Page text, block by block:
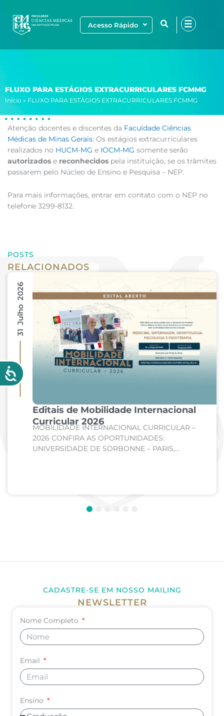
para
Acesso Rápido
FLUXO PARA ESTÁGIOS EXTRACURRICULARES FCMMG
Início » FLUXO PARA ESTÁGIOS EXTRACURRICULARES FCMMG
Atenção docentes e discentes da Faculdade Ciências
Médicas de Minas Gerais: Os estágios extracurriculares
realizados no HUCM-MG e IOCM-MG somente serão
autorizados e reconhecidos pela instituição, se os trâmites
passarem pelo Núcleo de Ensino e Pesquisa – NEP.
Para mais informações, entrar em contato com o NEP no
telefone 3299-8132.
POSTS
RELACIONADOS
Editais de Mobilidade Internacional
Curricular 2026
MOBILIDADE INTERNACIONAL CURRICULAR –
2026 CONFIRA AS OPORTUNIDADES:
UNIVERSIDADE DE SORBONNE – PARIS,
31 Julho 2026
4
CADASTRE-SE EM NOSSO MAILING
NEWSLETTER
Nome Completo
Email
Ensino